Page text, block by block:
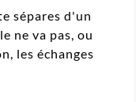
sépares d'un
ne va pas, ou
les échanges